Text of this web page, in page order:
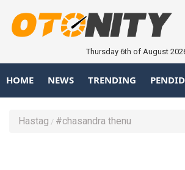
Thursday 6th of August
HOME NEWS TRENDING
Hastag #chasandra thenu